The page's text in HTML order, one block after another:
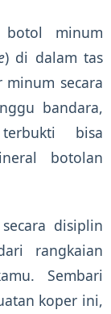
botol minum
) di dalam tas
secara
bandara,
bisa
botolan
disiplin
rangkaian
Sembari
koper ini,